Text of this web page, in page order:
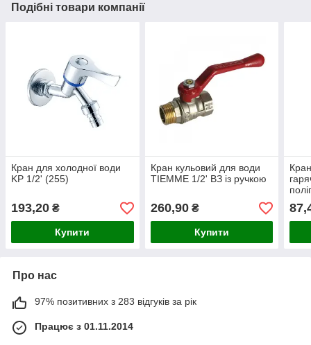
Подібні товари компанії
Кран для холодної води
KP 1/2' (255)
193,20 ₴
Купити
Кран кульовий для води
TIEMME 1/2' ВЗ із ручкою
260,90₴
Купити
Про нас
97% позитивних з 283 відгуків за рік
Працює з 01.11.2014